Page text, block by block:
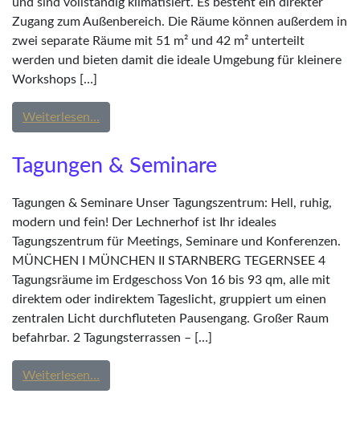
Zugang zum Außenbereich. Die Räume können außerdem in
zwei separate Räume mit 51 m² und 42 m² unterteilt
werden und bieten damit die ideale Umgebung für kleinere
Workshops […]
Weiterlesen…
Tagungen & Seminare
Tagungen & Seminare Unser Tagungszentrum: Hell, ruhig,
modern und fein! Der Lechnerhof ist Ihr ideales
Tagungszentrum für Meetings, Seminare und Konferenzen.
MÜNCHEN I MÜNCHEN II STARNBERG TEGERNSEE 4
Tagungsräume im Erdgeschoss Von 16 bis 93 qm, alle mit
direktem oder indirektem Tageslicht, gruppiert um einen
zentralen Licht durchfluteten Pausengang. Großer Raum
befahrbar. 2 Tagungsterrassen – […]
Weiterlesen…